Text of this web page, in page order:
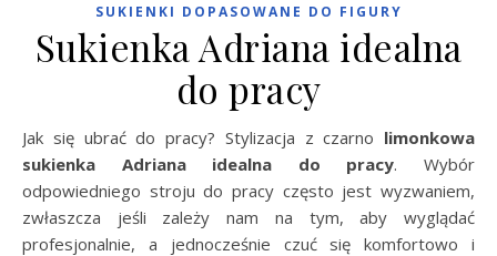
SUKIENKI DOPASOWANE DO FIGURY
Sukienka Adriana idealna
do pracy
Jak się ubrać do pracy? Stylizacja z czarno limonkowa
sukienka Adriana idealna do pracy. Wybór
odpowiedniego stroju do pracy często jest wyzwaniem,
zwłaszcza jeśli zależy nam na tym, aby wyglądać
profesjonalnie, a jednocześnie czuć się komfortowo i